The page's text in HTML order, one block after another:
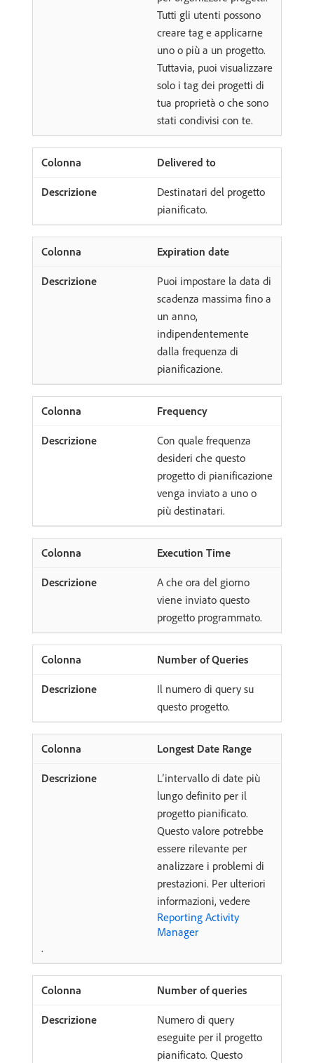
Tutti gli utenti possono
creare tag e applicarne
uno o più a un progetto.
Tuttavia, puoi visualizzare
solo i tag dei progetti di
tua proprietà o che sono
stati condivisi con te.
Delivered to
Destinatari del progetto
pianificato.
Expiration date
Puoi impostare la data di
scadenza massima fino a
un anno,
indipendentemente
dalla frequenza di
pianificazione.
Frequency
Con quale frequenza
desideri che questo
progetto di pianificazione
venga inviato a uno o
più destinatari.
Execution Time
A che ora del giorno
viene inviato questo
progetto programmato.
Number of Queries
Il numero di query su
questo progetto.
Longest Date Range
L’intervallo di date più
lungo definito per il
progetto pianificato.
Questo valore potrebbe
essere rilevante per
analizzare i problemi di
prestazioni. Per ulteriori
informazioni, vedere
Reporting Activity
Manager
.
Number of queries
Numero di query
eseguite per il progetto
pianificato. Questo